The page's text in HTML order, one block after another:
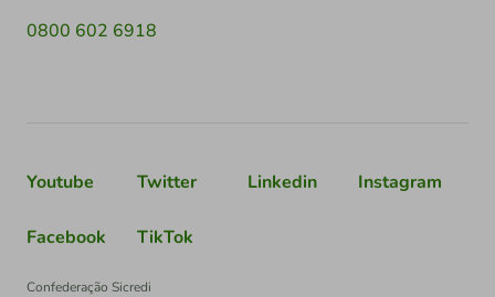
0800 602 6918
Youtube Twitter Linkedin Instagram
Facebook TikTok
Confederação Sicredi